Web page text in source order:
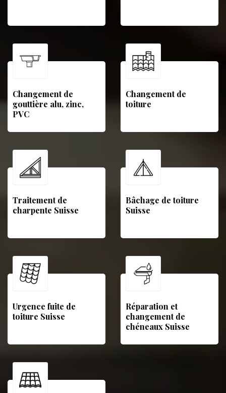
Changement de
gouttière alu, zinc,
PVC
Changement de
toiture
Traitement de
charpente Suisse
Bâchage de toiture
Suisse
Urgence fuite de
toiture Suisse
Réparation et
changement de
chéneaux Suisse